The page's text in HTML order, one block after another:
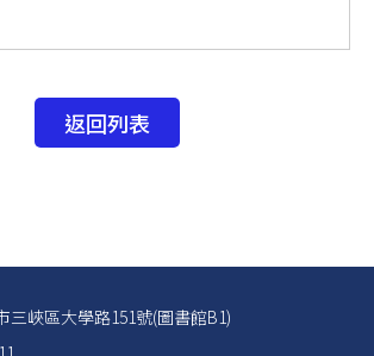
返回列表
三峽區大學路151號(圖書館B1)